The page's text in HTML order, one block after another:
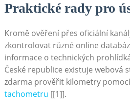
Praktické rady pro
Kromě ověření přes oficiální
zkontrolovat různé online
informace o technických
České republice existuje webová
zdarma prověřit kilometry
tachometru [[1]].